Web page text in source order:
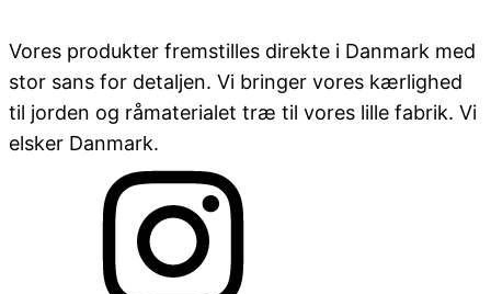
Vores produkter fremstilles direkte i Danmark med
stor sans for detaljen. Vi bringer vores kærlighed
til jorden og råmaterialet træ til vores lille fabrik. Vi
elsker Danmark.